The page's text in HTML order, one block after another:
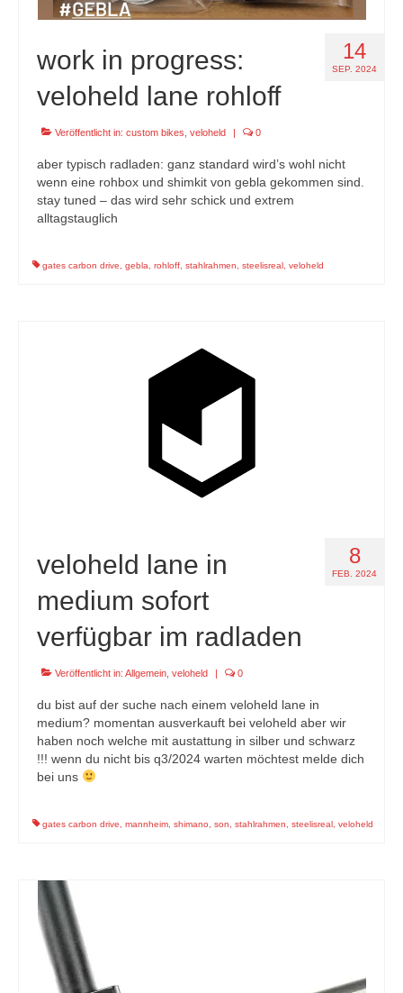
14
SEP. 2024
work in progress:
veloheld lane rohloff
Veröffentlicht in: custom bikes veloheld | 0
aber typisch radladen: ganz standard wird’s wohl nicht
wenn eine rohbox und shimkit von gebla gekommen sind.
stay tuned – das wird sehr schick und extrem
alltagstauglich
gates carbon drive gebla rohloff stahlrahmen steelisreal veloheld
8
FEB. 2024
veloheld lane in
medium sofort
verfügbar im radladen
Veröffentlicht in: Allgemein veloheld | 0
du bist auf der suche nach einem veloheld lane in
medium? momentan ausverkauft bei veloheld aber wir
haben noch welche mit austattung in silber und schwarz
!!! wenn du nicht bis q3/2024 warten möchtest melde dich
bei uns
gates carbon drive mannheim shimano son stahlrahmen steelisreal veloheld